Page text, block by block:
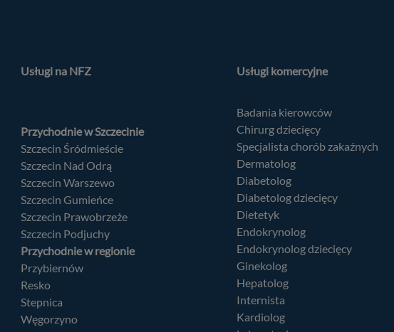
Usługi na NFZ
Przychodnie w Szczecinie
Szczecin Śródmieście
Szczecin Nad Odrą
Szczecin Warszewo
Szczecin Gumieńce
Szczecin Prawobrzeże
Szczecin Podjuchy
Przychodnie w regionie
Przybiernów
Resko
Stepnica
Węgorzyno
Usługi komercyjne
Badania kierowców
Chirurg dziecięcy
Specjalista chorób zakaźnych
Dermatolog
Diabetolog
Diabetolog dziecięcy
Dietetyk
Endokrynolog
Endokrynolog dziecięcy
Ginekolog
Hepatolog
Internista
Kardiolog
Specjalne cele ( 3 )(zawsze wymagane)
Włącz lub wyłącz wszystkie usługi
Za pomocą tego przełącznika można włączać lub wyłączać wszystkie usługi.